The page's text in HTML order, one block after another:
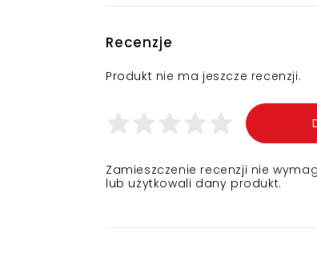
Recenzje
Produkt nie ma jeszcze recenzji.
Zamieszczenie recenzji nie
lub użytkowali dany produkt.